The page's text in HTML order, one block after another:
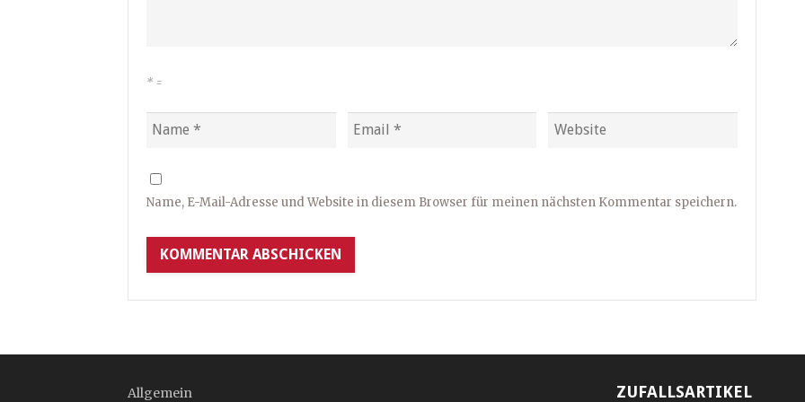
* =
Name, E-Mail-Adresse und Website in diesem Browser für meinen nächsten Kommentar speichern.
Allgemein ZUFALLSARTIKEL